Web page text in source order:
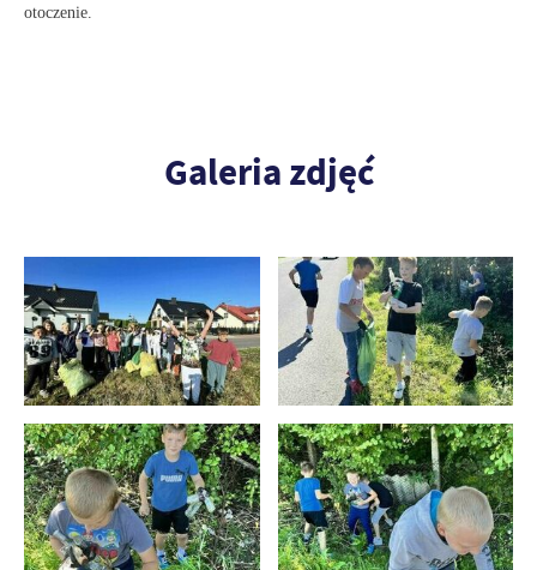
otoczenie.
Galeria zdjęć